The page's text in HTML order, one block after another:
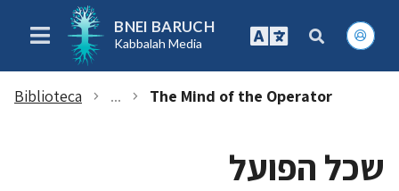
BNEI BARUCH
Kabbalah Media
Biblioteca chevron_right ... chevron_right The Mind of the Operator
שכל הפועל